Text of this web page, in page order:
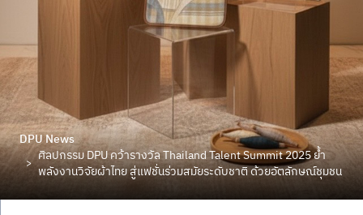
DPU News
> ศิลปกรรม DPU คว้ารางวัล Thailand Talent Summit 2025 ย้ำ
พลังงานวิจัยผ้าไทย สู่แฟชั่นร่วมสมัยระดับชาติ ด้วยอัตลักษณ์ชุมชน